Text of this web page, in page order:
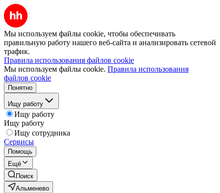
Мы используем файлы cookie, чтобы обеспечивать
правильную работу нашего веб-сайта и анализировать сетевой
трафик.
Правила использования файлов cookie
Мы используем файлы cookie. Правила использования
файлов cookie
Понятно
Ищу работу
Ищу работу
Ищу работу
Ищу сотрудника
Сервисы
Помощь
Ещё
Поиск
Альменево